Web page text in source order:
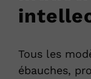
Tous les
ébauches,